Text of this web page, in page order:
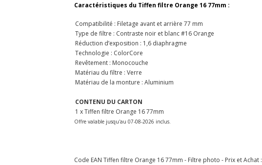
Caractéristiques du Tiffen filtre Orange 16 77mm :
Compatibilité : Filetage avant et arrière 77 mm
Type de filtre : Contraste noir et blanc #16 Orange
Réduction d’exposition : 1,6 diaphragme
Technologie : ColorCore
Revêtement : Monocouche
Matériau du filtre : Verre
Matériau de la monture : Aluminium
CONTENU DU CARTON
1 x Tiffen filtre Orange 16 77mm
Offre valable jusqu'au 07-08-2026 inclus.
Code EAN Tiffen filtre Orange 16 77mm - Filtre photo - Prix et Achat :